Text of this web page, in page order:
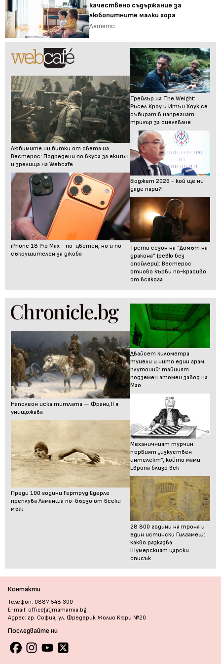
качествено съдържание за
любопитните малки хора
Детето
Любимите ни битки от света на
Вестерос: Подредени по вкуса за екшън
и зрелища на Webcafe
iPhone 18 Pro Max - по-цветен, но и по-
съкрушителен за джоба
Трейлър на The Weight:
Ръсел Кроу и Итън Хоук се
събират в напрегнат
трилър за оцеляване
Бюджет 2026 - кой ще ни
даде пари?!
Трети сезон на “Домът на
дракона” (ревю без
спойлери): Вестерос
отново кърви по-красиво
от всякога
Наполеон иска титлата — Франц II я
унищожава
Преди 100 години Гертруд Едерле
преплува Ламанша по-бързо от всеки
мъж
Двайсет километра
тунели и нито един грам
плутоний: тайният
подземен атомен завод на
Мао
Механичният турчин:
първият „изкуствен
интелект“, който мами
Европа близо век
28 800 години на трона и
един истински Гилгамеш:
какво разказва
Шумерският царски
списък
Контакти
Телефон: 0887 548 300
E-mail: office[at]mamamia.bg
Адрес: гр. София, ул. Фредерик Жолио Кюри №20
Последвайте ни